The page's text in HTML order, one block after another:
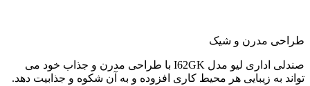
طراحی مدرن و شیک
صندلی اداری لیو مدل I62GK با طراحی مدرن و جذاب خود می
تواند به زیبایی هر محیط کاری افزوده و به آن شکوه و جذابیت دهد.